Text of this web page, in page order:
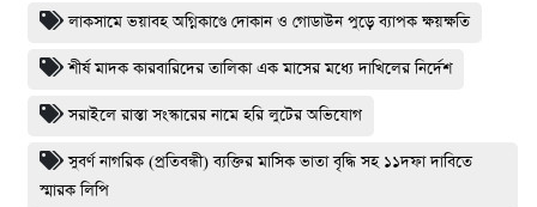
লাকসামে ভয়াবহ অগ্নিকাণ্ডে দোকান ও গোডাউন পুড়ে ব‍্যাপক ক্ষয়ক্ষতি
শীর্ষ মাদক কারবারিদের তালিকা এক মাসের মধ্যে দাখিলের নির্দেশ
সরাইলে রাস্তা সংস্কারের নামে হরি লুটের অভিযোগ
সুবর্ণ নাগরিক (প্রতিবন্ধী) ব্যক্তির মাসিক ভাতা বৃদ্ধি সহ ১১দফা দাবিতে
স্মারক লিপি